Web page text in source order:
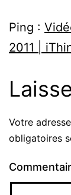
Ping :
2011 |
Votre
obligatoires